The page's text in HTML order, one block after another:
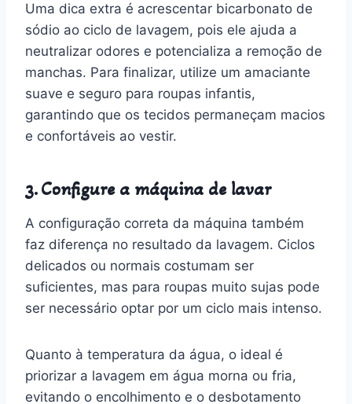
Uma dica extra é acrescentar bicarbonato de
sódio ao ciclo de lavagem, pois ele ajuda a
neutralizar odores e potencializa a remoção de
manchas. Para finalizar, utilize um amaciante
suave e seguro para roupas infantis,
garantindo que os tecidos permaneçam macios
e confortáveis ao vestir.
3. Configure a máquina de lavar
A configuração correta da máquina também
faz diferença no resultado da lavagem. Ciclos
delicados ou normais costumam ser
suficientes, mas para roupas muito sujas pode
ser necessário optar por um ciclo mais intenso.
Quanto à temperatura da água, o ideal é
priorizar a lavagem em água morna ou fria,
evitando o encolhimento e o desbotamento